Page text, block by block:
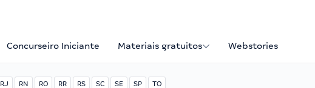
Concurseiro Iniciante Materiais gratuitos Webstories
RJ RN RO RR RS SC SE SP TO